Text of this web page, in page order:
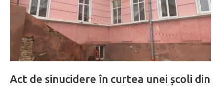
Act de sinucidere în curtea unei școli din